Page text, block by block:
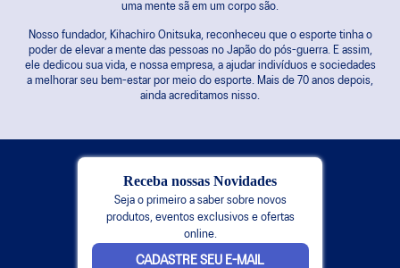
uma mente sã em um corpo são.
Nosso fundador, Kihachiro Onitsuka, reconheceu que o esporte tinha o
poder de elevar a mente das pessoas no Japão do pós-guerra. E assim,
ele dedicou sua vida, e nossa empresa, a ajudar indivíduos e sociedades
a melhorar seu bem-estar por meio do esporte. Mais de 70 anos depois,
ainda acreditamos nisso.
Receba nossas Novidades
Seja o primeiro a saber sobre novos
produtos, eventos exclusivos e ofertas
online.
CADASTRE SEU E-MAIL